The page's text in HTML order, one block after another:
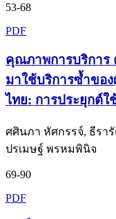
53-68
PDF
คุณภาพการบริการ
มาใช้บริการซ้ำขอ
ไทย: การประยุกต์ใ
ศศินภา หัศกรรจ์, ธีรา
ปรเมษฐ์ พรหมพินิจ
69-90
PDF